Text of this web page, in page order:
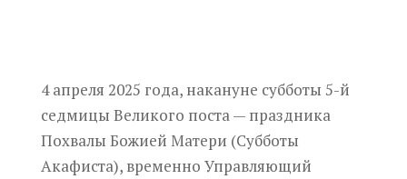
4 апреля 2025 года, накануне субботы 5-й
седмицы Великого поста — праздника
Похвалы Божией Матери (Субботы
Акафиста), временно Управляющий